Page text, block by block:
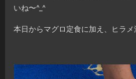
いね〜^_^
本日からマグロ定食に加え、ヒラ